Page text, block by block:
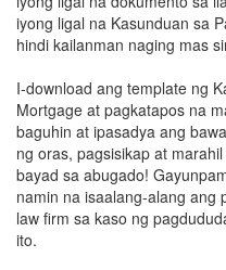
iyong ligal na Kasunduan sa
hindi kailanman naging mas
I-download ang template ng
Mortgage at pagkatapos na
baguhin at ipasadya ang
ng oras, pagsisikap at
bayad sa abugado!
namin na isaalang-alang ang
law firm sa kaso ng
ito.